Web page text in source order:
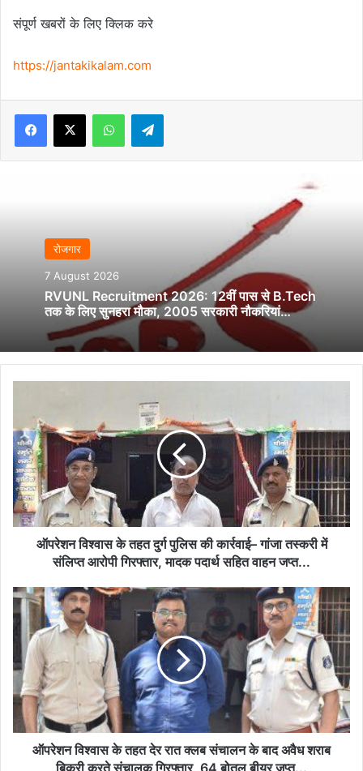
संपूर्ण खबरों के लिए क्लिक करे
https://jantakikalam.com
Facebook
X WhatsAppTelegram
रोजगार
7 August 2026
RVUNL Recruitment 2026: 12वीं पास से B.Tech
तक के लिए सुनहरा मौका, 2005 सरकारी नौकरियां…
तहत
दुर्ग
पुलिस
की
कार्रवाई–
गांजा
तस्करी
आरोपी
गिरफ्तार,
मादक
पदार्थ
सहित
वाहन
जप्त...
ऑपरेशन विश्वास के तहत दुर्ग पुलिस की कार्रवाई– गांजा तस्करी में
संलिप्त आरोपी गिरफ्तार, मादक पदार्थ सहित वाहन जप्त...
ऑपरेशन
विश्वास
के
तहत
देर
रात
क्लब
संचालन
के
ऑपरेशन विश्वास के तहत देर रात क्लब संचालन के बाद अवैध शराब
बिक्री करते संचालक गिरफ्तार, 64 बोतल बीयर जप्त...